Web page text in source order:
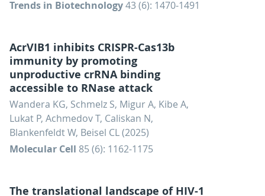
Trends in Biotechnology43 (6): 1470-1491
AcrVIB1 inhibits CRISPR-Cas13b
immunity by promoting
unproductive crRNA binding
accessible to RNase attack
Wandera KG, Schmelz S, Migur A, Kibe A,
Lukat P, Achmedov T, Caliskan N,
Blankenfeldt W, Beisel CL (2025)
Molecular Cell 85 (6): 1162-1175
The translational landscape of HIV-1